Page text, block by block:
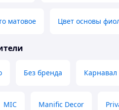
матовое Цвет основы
Без бренда
MIC Manific Decor